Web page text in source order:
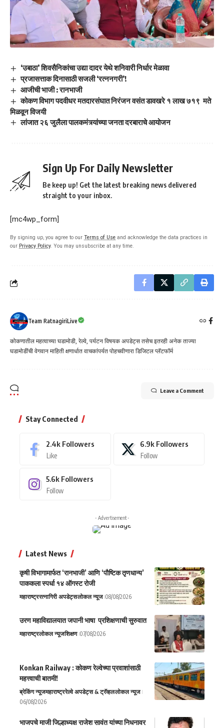
‘उबाठा’ शिवसैनिकांचा उद्या दादर येथे शनिवारी निर्धार मेळावा
प्रजासत्ताक दिनासाठी सजली ‘रत्ननगरी’!
आजीची भाजी : रानभाजी
कोकण विभाग पदवीधर मतदारसंघात निरंजन वसंत डावखरे १ लाख ७१९ मते
मिळवून विजयी
लांजात २६ जुलैला पालकमंत्र्यांच्या जनता दरबाराचे आयोजन
Sign Up For Daily Newsletter
Be keep up! Get the latest breaking news delivered
straight to your inbox.
[mc4wp_form]
By signing up, you agree to our Terms of Use and acknowledge the data practices in
our Privacy Policy. You may unsubscribe at any time.
Team RatnagiriLive
कोकणातील महत्वाच्या घडामोडी, रेल्वे, पर्यटन विषयक अपडेट्स तसेच इतरही अनेक ताज्या
घडामोडींची वेगवान माहिती क्षणार्धात वाचकांपर्यत पोहचवीणारा डिजिटल प्लॅटफॉर्म
Leave a Comment
Stay Connected
2.4k Followers
Like
6.9k Followers
Follow
5.6k Followers
Follow
- Advertisement -
Latest News
कृषी विभागामार्फत ‘रानभाजी’ आणि ‘पौष्टिक तृणधान्य’
पाककला स्पर्धा १४ ऑगस्ट रोजी
महाराष्ट्ररत्नागिरी अपडेट्सलोकल न्यूज 08/08/2026
उरण महाविद्यालयात जपानी भाषा प्रशिक्षणाची सुरुवात
महाराष्ट्रलोकल न्यूजशिक्षण 07/08/2026
Konkan Railway : कोकण रेल्वेच्या प्रवाशांसाठी
महत्त्वाची बातमी!
ब्रेकिंग न्यूजमहाराष्ट्ररेल्वे अपडेट्स & ट्रॅव्हललोकल न्यूज
06/08/2026
भाजपचे माजी जिल्हाध्यक्ष राजेश सावंत यांच्या निधनावर